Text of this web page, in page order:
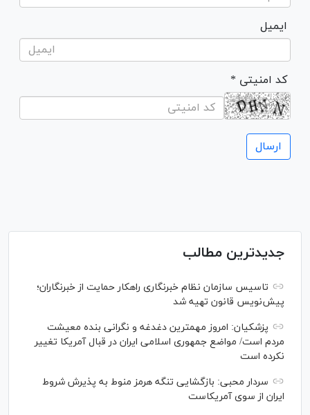
ایمیل
* کد امنیتی
جدیدترین مطالب
تاسیس سازمان نظام خبرنگاری راهکار حمایت از خبرنگاران؛
پیش‌نویس قانون تهیه شد
پزشکیان: امروز مهمترین دغدغه و نگرانی بنده معیشت
مردم است/ مواضع جمهوری اسلامی ایران در قبال آمریکا تغییر
نکرده است
سردار محبی: بازگشایی تنگه هرمز منوط به پذیرش شروط
ایران از سوی آمریکاست